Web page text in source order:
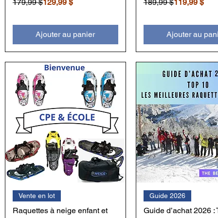
179,99 $129,99 $
Ajouter au panier
189,99 $119,99 $
Ajouter au
Vente en lot
Raquettes à neige enfant et
Guide 2026
Guide d’achat 2026 :